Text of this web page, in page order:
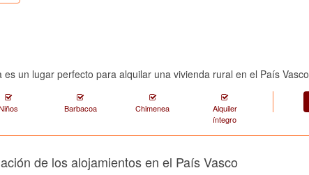
es un lugar perfecto para alquilar una vivienda rural en el País Vasco
Barbacoa Chimenea
Alquiler
íntegro
de los alojamientos en el País Vasco